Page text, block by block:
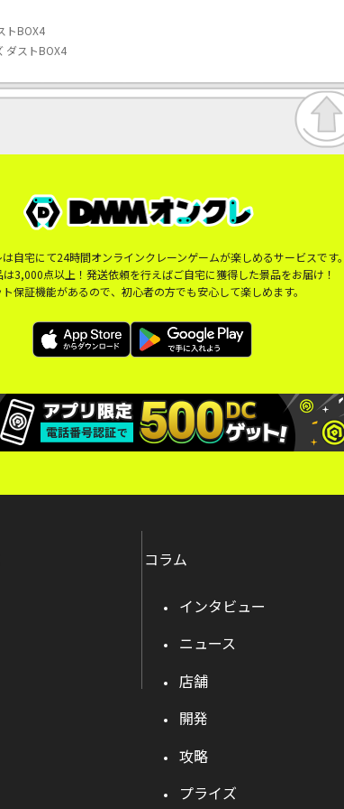
トBOX4
ダストBOX4
は自宅にて24時間オンラインクレーンゲームが楽しめるサービスです
3,000点以上！発送依頼を行えばご自宅に獲得した景品をお届け！
ト保証機能があるので、初心者の方でも安心して楽しめます。
コラム
インタビュー
ニュース
店舗
開発
攻略
プライズ